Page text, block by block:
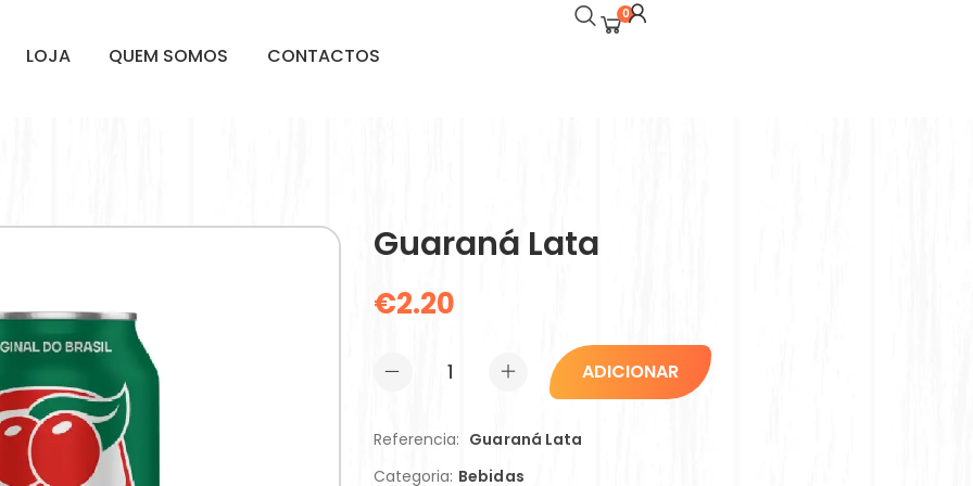
LOJA QUEM SOMOS CONTACTOS
0
Guaraná Lata
€2.20
ADICIONAR
Referencia: Guaraná Lata
Categoria: Bebidas